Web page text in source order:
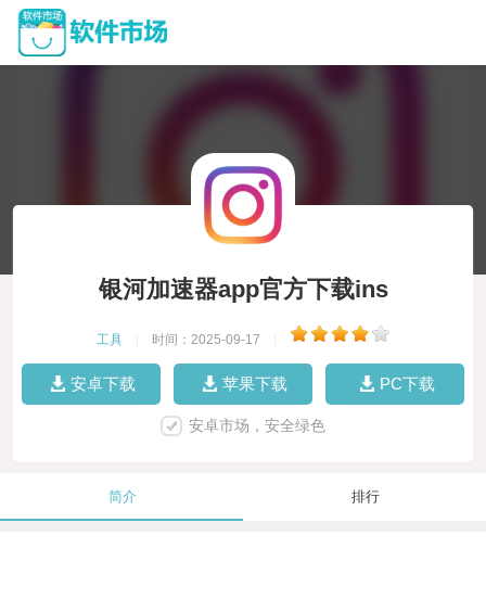
银河加速器app官方下载ins
工具 时间：2025-09-17
安卓下载 苹果下载 PC下载
安卓市场，安全绿色
简介 排行